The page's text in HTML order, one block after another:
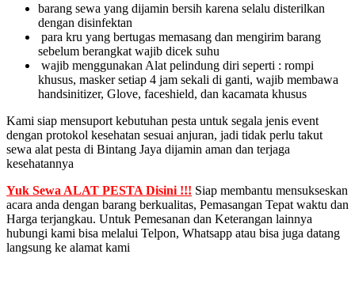
barang sewa yang dijamin bersih karena selalu disterilkan
dengan disinfektan
para kru yang bertugas memasang dan mengirim barang
sebelum berangkat wajib dicek suhu
wajib menggunakan Alat pelindung diri seperti : rompi
khusus, masker setiap 4 jam sekali di ganti, wajib membawa
handsinitizer, Glove, faceshield, dan kacamata khusus
Kami siap mensuport kebutuhan pesta untuk segala jenis event
dengan protokol kesehatan sesuai anjuran, jadi tidak perlu takut
sewa alat pesta di Bintang Jaya dijamin aman dan terjaga
kesehatannya
Yuk Sewa ALAT PESTA Disini !!! Siap membantu mensukseskan
acara anda dengan barang berkualitas, Pemasangan Tepat waktu dan
Harga terjangkau. Untuk Pemesanan dan Keterangan lainnya
hubungi kami bisa melalui Telpon, Whatsapp atau bisa juga datang
langsung ke alamat kami